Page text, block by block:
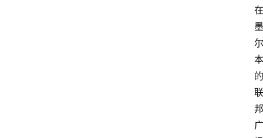
在
墨
尔
本
的
联
邦
广